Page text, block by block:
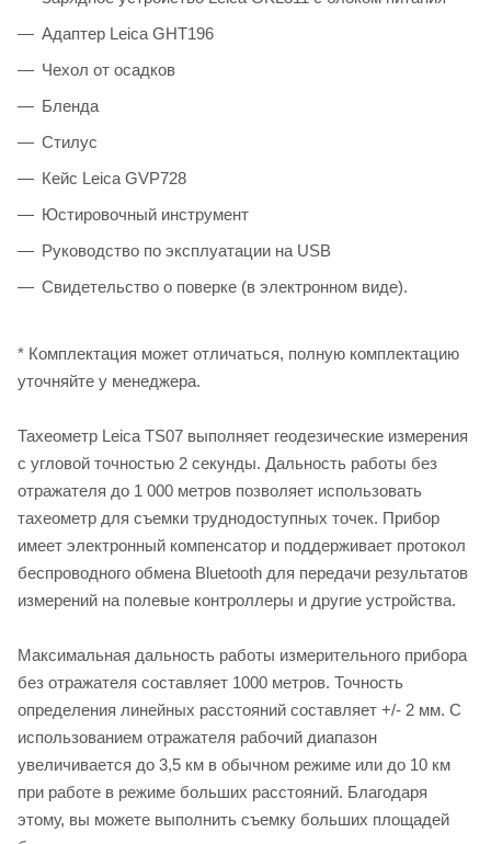
Адаптер Leica GHT196
Чехол от осадков
Бленда
Стилус
Кейс Leica GVP728
Юстировочный инструмент
Руководство по эксплуатации на USB
Свидетельство о поверке (в электронном виде).
* Комплектация может отличаться, полную комплектацию
уточняйте у менеджера.
Тахеометр Leica TS07 выполняет геодезические измерения
с угловой точностью 2 секунды. Дальность работы без
отражателя до 1 000 метров позволяет использовать
тахеометр для съемки труднодоступных точек. Прибор
имеет электронный компенсатор и поддерживает протокол
беспроводного обмена Bluetooth для передачи результатов
измерений на полевые контроллеры и другие устройства.
Максимальная дальность работы измерительного прибора
без отражателя составляет 1000 метров. Точность
определения линейных расстояний составляет +/- 2 мм. С
использованием отражателя рабочий диапазон
увеличивается до 3,5 км в обычном режиме или до 10 км
при работе в режиме больших расстояний. Благодаря
этому, вы можете выполнить съемку больших площадей